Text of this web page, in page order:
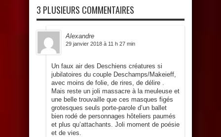
3 PLUSIEURS COMMENTAIRES
Alexandre
29 janvier 2018 à 11 h 27 min
Un faux air des Deschiens créatures si
jubilatoires du couple Deschamps/Makeieff,
avec moins de folie, de rires, de délire .
Mais reste un joli massacre à la meuleuse et
une belle trouvaille que ces masques figés
grotesques seuls porte-parole d’un ballet
bien rodé de personnages hôteliers paumés
et plus qu’attachants. Joli moment de poésie
et de vies.